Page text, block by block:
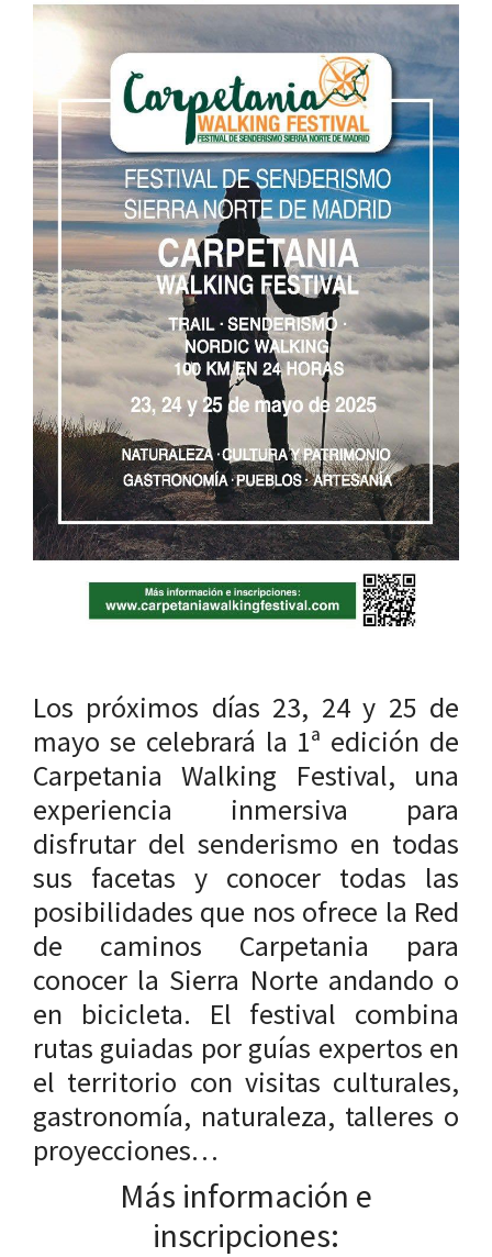
Los próximos días 23, 24 y 25 de
mayo se celebrará la 1ª edición de
Carpetania Walking Festival, una
experiencia inmersiva para
disfrutar del senderismo en todas
sus facetas y conocer todas las
posibilidades que nos ofrece la Red
de caminos Carpetania para
conocer la Sierra Norte andando o
en bicicleta. El festival combina
rutas guiadas por guías expertos en
el territorio con visitas culturales,
gastronomía, naturaleza, talleres o
proyecciones…
Más información e
inscripciones: